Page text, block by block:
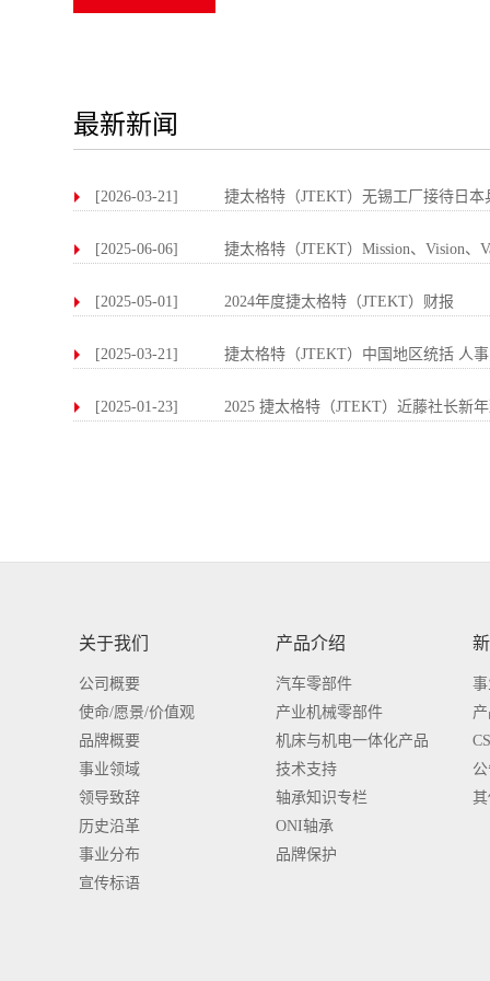
最新新闻
[2026-03-21] 捷太格特（JTEKT）无锡工厂接待日
[2025-06-06] 捷太格特（JTEKT）Mission、Vision、
[2025-05-01] 2024年度捷太格特（JTEKT）财报
[2025-03-21] 捷太格特（JTEKT）中国地区统括 人
[2025-01-23] 2025 捷太格特（JTEKT）近藤社长新
关于我们
公司概要
使命/愿景/价值观
品牌概要
事业领域
领导致辞
历史沿革
事业分布
宣传标语
产品介绍
汽车零部件
产业机械零部件
机床与机电一体化产品
技术支持
轴承知识专栏
ONI轴承
品牌保护